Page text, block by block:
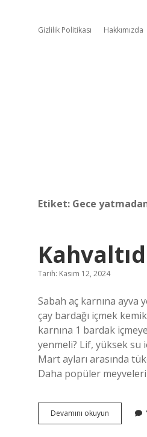
Gizlilik Politikası Hakkımızda
Etiket: Gece
Tarih: Kasım 12, 2024
Sabah aç karnına ayva
çay bardağı içmek
karnına 1 bardak
yenmeli? Lif, yüksek su
Mart ayları arasında
Daha popüler
Devamını okuyun Kahvaltıda
Ayva